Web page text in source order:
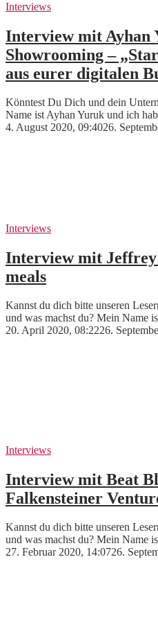
Interviews
Interview mit Ayhan
Showrooming –
aus eurer digitalen
Könntest Du Dich und dein
Name ist Ayhan Yuruk und ich
4. August 2020, 09:4026.
Interviews
Interview mit
meals
Kannst du dich bitte unseren
und was machst du? Mein Name
20. April 2020, 08:2226.
Interviews
Interview mit Beat
Falkensteiner
Kannst du dich bitte unseren
und was machst du? Mein Name
27. Februar 2020, 14:0726.